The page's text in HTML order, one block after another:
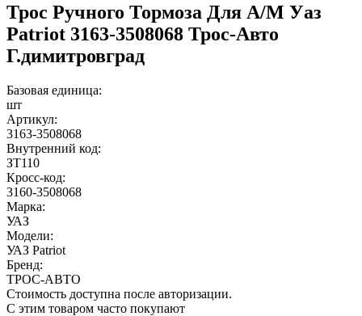
Трос Ручного Тормоза Для А/М Уаз
Patriot 3163-3508068 Трос-Авто
Г.димитровград
Базовая единица:
шт
Артикул:
3163-3508068
Внутренний код:
ЗТ110
Кросс-код:
3160-3508068
Марка:
УАЗ
Модели:
УАЗ Patriot
Бренд:
ТРОС-АВТО
Стоимость доступна после авторизации.
С этим товаром часто покупают